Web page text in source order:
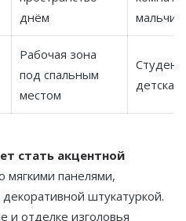
днём
Рабочая зона
под спальным
местом
детская
стать акцентной
мягкими панелями,
штукатуркой.
и отделке изголовья